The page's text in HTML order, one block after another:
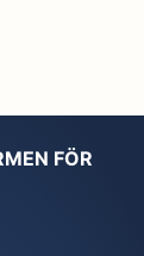
FÖR